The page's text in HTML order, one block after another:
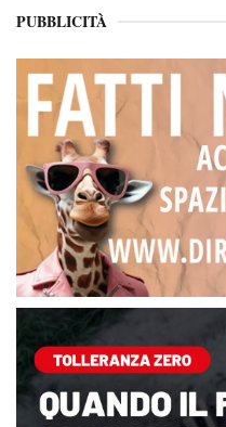
PUBBLICITÀ